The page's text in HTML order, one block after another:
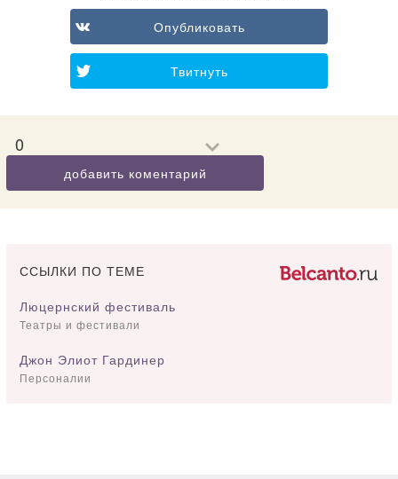
Опубликовать
Твитнуть
0
добавить коментарий
ССЫЛКИ ПО ТЕМЕ
Люцернский фестиваль
Театры и фестивали
Джон Элиот Гардинер
Персоналии